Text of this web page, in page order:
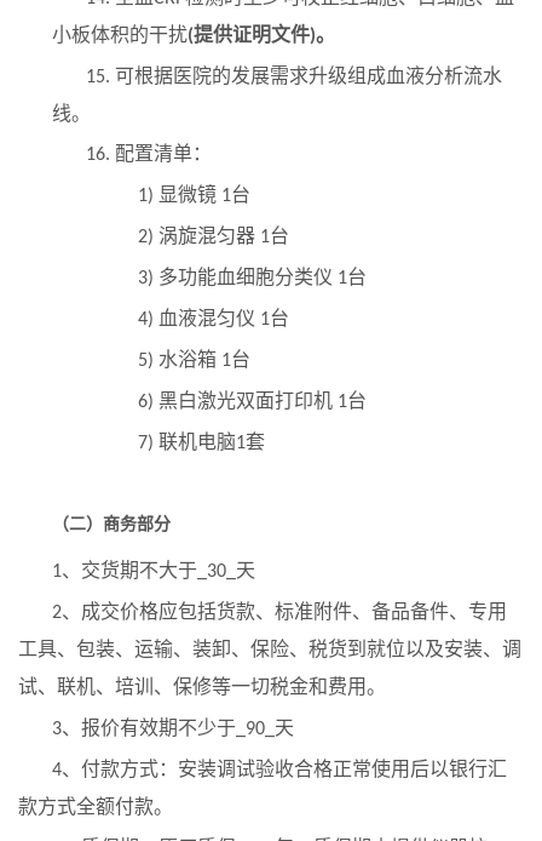
小板体积的干扰(提供证明文件)。
15. 可根据医院的发展需求升级组成血液分析流水
线。
16. 配置清单：
1) 显微镜 1台
2) 涡旋混匀器 1台
3) 多功能血细胞分类仪 1台
4) 血液混匀仪 1台
5) 水浴箱 1台
6) 黑白激光双面打印机 1台
7) 联机电脑1套
（二）商务部分
1、交货期不大于 _30_ 天
2、成交价格应包括货款、标准附件、备品备件、专用
工具、包装、运输、装卸、保险、税货到就位以及安装、调
试、联机、培训、保修等一切税金和费用。
3、报价有效期不少于 _90_ 天
4、付款方式：安装调试验收合格正常使用后以银行汇
款方式全额付款。